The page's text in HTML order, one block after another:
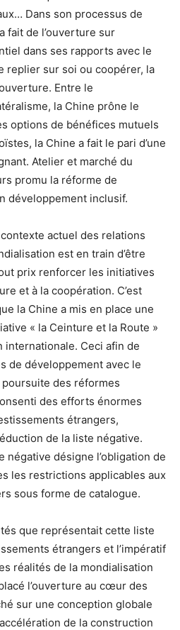
Dans son processus de
fait de l’ouverture sur
dans ses rapports avec le
replier sur soi ou coopérer, la
Entre le
la Chine prône le
options de bénéfices mutuels
la Chine a fait le pari d’une
Atelier et marché du
promu la réforme de
développement inclusif.
actuel des relations
est en train d’être
prix renforcer les initiatives
et à la coopération. C’est
la Chine a mis en place une
« la Ceinture et la Route »
internationale. Ceci afin de
de développement avec le
des réformes
des efforts énormes
étrangers,
de la liste négative.
négative désigne l’obligation de
les restrictions applicables aux
sous forme de catalogue.
que représentait cette liste
étrangers et l’impératif
réalités de la mondialisation
l’ouverture au cœur des
sur une conception globale
de la construction